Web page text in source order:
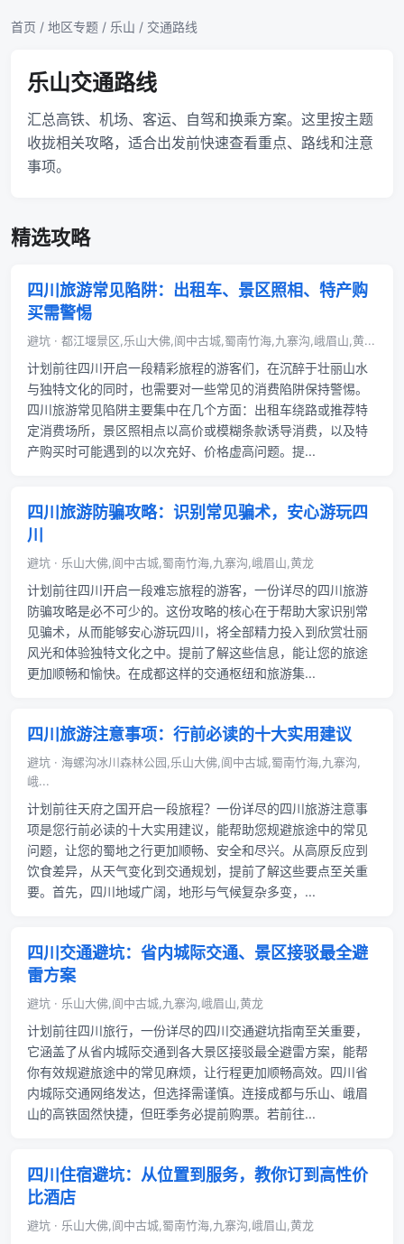
首页 / 地区专题 / 乐山 / 交通路线
乐山交通路线
汇总高铁、机场、客运、自驾和换乘方案。这里按主题
收拢相关攻略，适合出发前快速查看重点、路线和注意
事项。
精选攻略
四川旅游常见陷阱：出租车、景区照相、特产购
买需警惕
避坑 · 都江堰景区,乐山大佛,阆中古城,蜀南竹海,九寨沟,峨眉山,黄...
计划前往四川开启一段精彩旅程的游客们，在沉醉于壮丽山水
与独特文化的同时，也需要对一些常见的消费陷阱保持警惕。
四川旅游常见陷阱主要集中在几个方面：出租车绕路或推荐特
定消费场所，景区照相点以高价或模糊条款诱导消费，以及特
产购买时可能遇到的以次充好、价格虚高问题。提...
四川旅游防骗攻略：识别常见骗术，安心游玩四
川
避坑 · 乐山大佛,阆中古城,蜀南竹海,九寨沟,峨眉山,黄龙
计划前往四川开启一段难忘旅程的游客，一份详尽的四川旅游
防骗攻略是必不可少的。这份攻略的核心在于帮助大家识别常
见骗术，从而能够安心游玩四川，将全部精力投入到欣赏壮丽
风光和体验独特文化之中。提前了解这些信息，能让您的旅途
更加顺畅和愉快。在成都这样的交通枢纽和旅游集...
四川旅游注意事项：行前必读的十大实用建议
避坑 · 海螺沟冰川森林公园,乐山大佛,阆中古城,蜀南竹海,九寨沟,
峨...
计划前往天府之国开启一段旅程？一份详尽的四川旅游注意事
项是您行前必读的十大实用建议，能帮助您规避旅途中的常见
问题，让您的蜀地之行更加顺畅、安全和尽兴。从高原反应到
饮食差异，从天气变化到交通规划，提前了解这些要点至关重
要。首先，四川地域广阔，地形与气候复杂多变，...
四川交通避坑：省内城际交通、景区接驳最全避
雷方案
避坑 · 乐山大佛,阆中古城,九寨沟,峨眉山,黄龙
计划前往四川旅行，一份详尽的四川交通避坑指南至关重要，
它涵盖了从省内城际交通到各大景区接驳最全避雷方案，能帮
你有效规避旅途中的常见麻烦，让行程更加顺畅高效。四川省
内城际交通网络发达，但选择需谨慎。连接成都与乐山、峨眉
山的高铁固然快捷，但旺季务必提前购票。若前往...
四川住宿避坑：从位置到服务，教你订到高性价
比酒店
避坑 · 乐山大佛,阆中古城,蜀南竹海,九寨沟,峨眉山,黄龙